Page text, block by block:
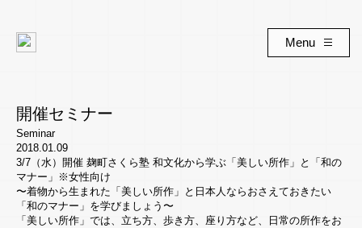
Menu
開催セミナー
Seminar
2018.01.09
3/7（水）開催 麹町さくら塾 和文化から学ぶ「美しい所作」と「和の
マナー」※女性向け
〜着物から生まれた「美しい所作」と日本人ならおさえておきたい
「和のマナー」を学びましょう〜
「美しい所作」では、立ち方、歩き方、座り方など、日常の所作をお